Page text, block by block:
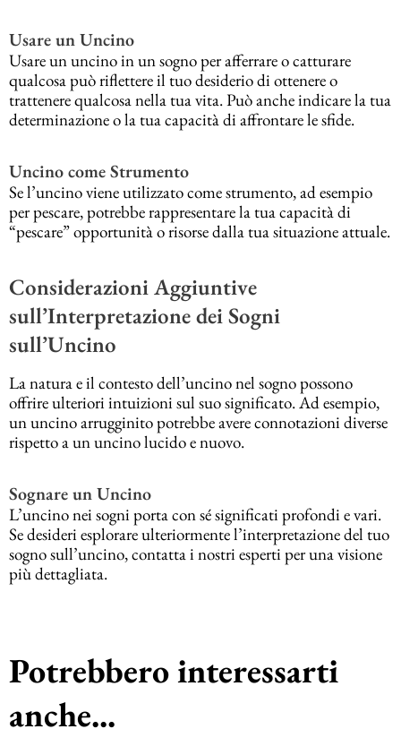
Usare un Uncino
Usare un uncino in un sogno per afferrare o catturare
qualcosa può riflettere il tuo desiderio di ottenere o
trattenere qualcosa nella tua vita. Può anche indicare la tua
determinazione o la tua capacità di affrontare le sfide.
Uncino come Strumento
Se l’uncino viene utilizzato come strumento, ad esempio
per pescare, potrebbe rappresentare la tua capacità di
“pescare” opportunità o risorse dalla tua situazione attuale.
Considerazioni Aggiuntive
sull’Interpretazione dei Sogni
sull’Uncino
La natura e il contesto dell’uncino nel sogno possono
offrire ulteriori intuizioni sul suo significato. Ad esempio,
un uncino arrugginito potrebbe avere connotazioni diverse
rispetto a un uncino lucido e nuovo.
Sognare un Uncino
L’uncino nei sogni porta con sé significati profondi e vari.
Se desideri esplorare ulteriormente l’interpretazione del tuo
sogno sull’uncino, contatta i nostri esperti per una visione
più dettagliata.
Potrebbero interessarti
anche...